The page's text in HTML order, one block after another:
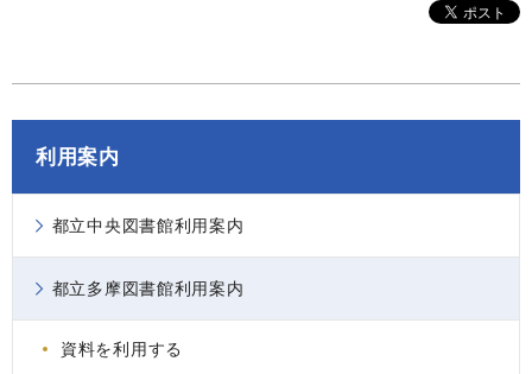
利用案内
都立中央図書館利用案内
都立多摩図書館利用案内
資料を利用する